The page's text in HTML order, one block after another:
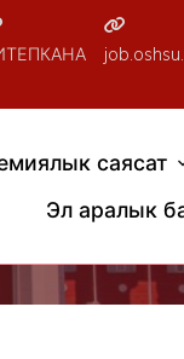
саясат
Эл аралык